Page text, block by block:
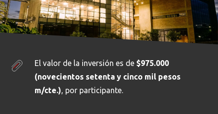
El valor de la inversión es de $975.000
(novecientos setenta y cinco mil pesos
m/cte.) , por participante.